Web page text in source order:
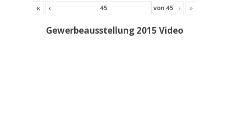
« ‹ von 45 › »
Gewerbeausstellung 2015 Video